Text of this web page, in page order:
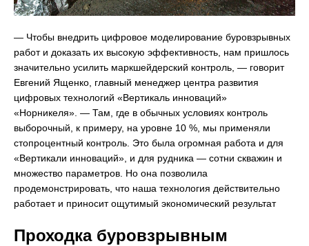
— Чтобы внедрить цифровое моделирование буровзрывных
работ и доказать их высокую эффективность, нам пришлось
значительно усилить маркшейдерский контроль, — говорит
Евгений Ященко, главный менеджер центра развития
цифровых технологий «Вертикаль инноваций»
«Норникеля». — Там, где в обычных условиях контроль
выборочный, к примеру, на уровне 10 %, мы применяли
стопроцентный контроль. Это была огромная работа и для
«Вертикали инноваций», и для рудника — сотни скважин и
множество параметров. Но она позволила
продемонстрировать, что наша технология действительно
работает и приносит ощутимый экономический результат
Проходка буровзрывным